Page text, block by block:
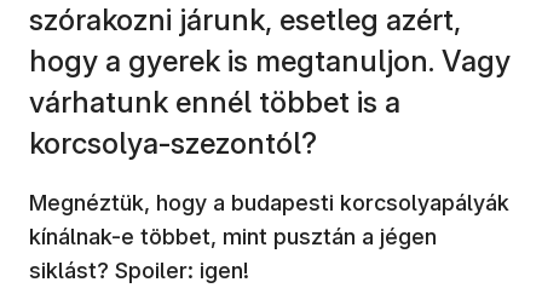
szórakozni járunk, esetleg azért,
hogy a gyerek is megtanuljon. Vagy
várhatunk ennél többet is a
korcsolya-szezontól?
Megnéztük, hogy a budapesti korcsolyapályák
kínálnak-e többet, mint pusztán a jégen
siklást? Spoiler: igen!